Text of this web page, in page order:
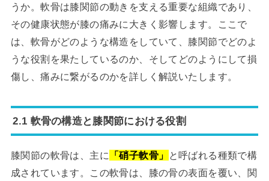
うか。軟骨は膝関節の動きを支える重要な組織であり、
その健康状態が膝の痛みに大きく影響します。ここで
は、軟骨がどのような構造をしていて、膝関節でどのよ
うな役割を果たしているのか、そしてどのようにして損
傷し、痛みに繋がるのかを詳しく解説いたします。
2.1 軟骨の構造と膝関節における役割
膝関節の軟骨は、主に 「硝子軟骨」
と呼ばれる種類で構
成されています。この軟骨は、膝の骨の表面を覆い、関